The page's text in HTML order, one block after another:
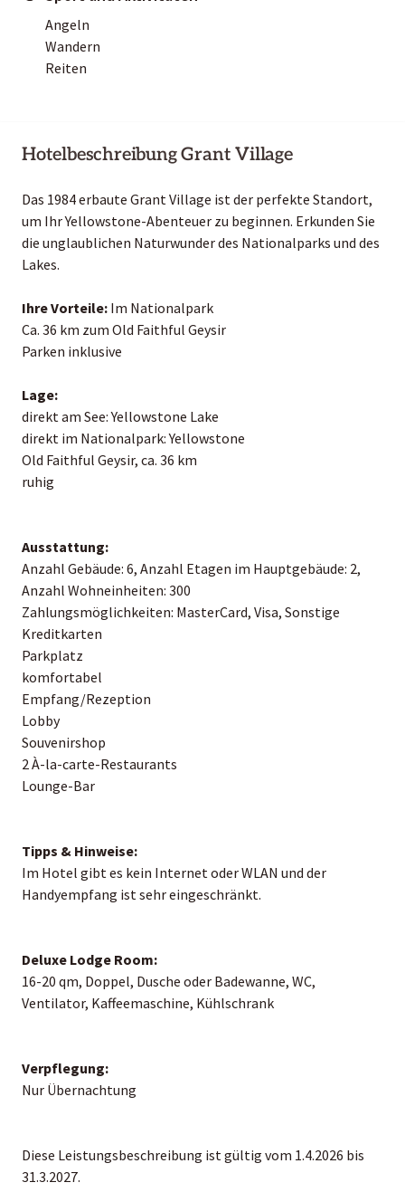
Angeln
Wandern
Reiten
Hotelbeschreibung Grant Village
Das 1984 erbaute Grant Village ist der perfekte Standort,
um Ihr Yellowstone-Abenteuer zu beginnen. Erkunden Sie
die unglaublichen Naturwunder des Nationalparks und des
Lakes.
Ihre Vorteile: Im Nationalpark
Ca. 36 km zum Old Faithful Geysir
Parken inklusive
Lage:
direkt am See: Yellowstone Lake
direkt im Nationalpark: Yellowstone
Old Faithful Geysir, ca. 36 km
ruhig
Ausstattung:
Anzahl Gebäude: 6, Anzahl Etagen im Hauptgebäude: 2,
Anzahl Wohneinheiten: 300
Zahlungsmöglichkeiten: MasterCard, Visa, Sonstige
Kreditkarten
Parkplatz
komfortabel
Empfang/Rezeption
Lobby
Souvenirshop
2 À-la-carte-Restaurants
Lounge-Bar
Tipps & Hinweise:
Im Hotel gibt es kein Internet oder WLAN und der
Handyempfang ist sehr eingeschränkt.
Deluxe Lodge Room:
16-20 qm, Doppel, Dusche oder Badewanne, WC,
Ventilator, Kaffeemaschine, Kühlschrank
Verpflegung:
Nur Übernachtung
Diese Leistungsbeschreibung ist gültig vom 1.4.2026 bis
31.3.2027.